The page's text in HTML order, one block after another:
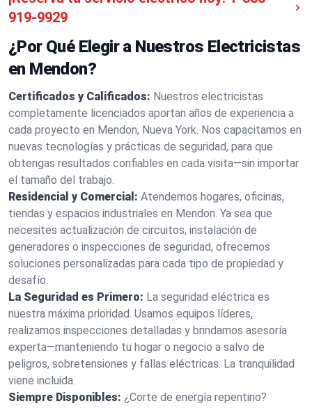
919-9929
¿Por Qué Elegir a Nuestros Electricistas
en Mendon?
Certificados y Calificados: Nuestros electricistas
completamente licenciados aportan años de experiencia a
cada proyecto en Mendon, Nueva York. Nos capacitamos en
nuevas tecnologías y prácticas de seguridad, para que
obtengas resultados confiables en cada visita—sin importar
el tamaño del trabajo.
Residencial y Comercial: Atendemos hogares, oficinas,
tiendas y espacios industriales en Mendon. Ya sea que
necesites actualización de circuitos, instalación de
generadores o inspecciones de seguridad, ofrecemos
soluciones personalizadas para cada tipo de propiedad y
desafío.
La Seguridad es Primero: La seguridad eléctrica es
nuestra máxima prioridad. Usamos equipos líderes,
realizamos inspecciones detalladas y brindamos asesoría
experta—manteniendo tu hogar o negocio a salvo de
peligros, sobretensiones y fallas eléctricas. La tranquilidad
viene incluida.
Siempre Disponibles: ¿Corte de energía repentino?